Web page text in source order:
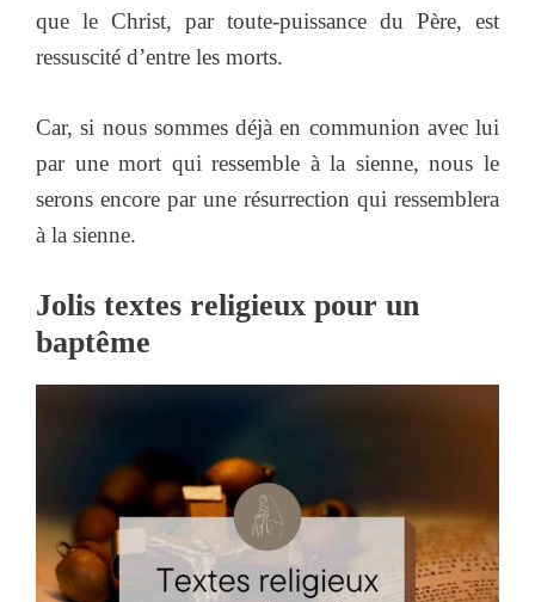
que le Christ, par toute-puissance du Père, est
ressuscité d’entre les morts.
Car, si nous sommes déjà en communion avec lui
par une mort qui ressemble à la sienne, nous le
serons encore par une résurrection qui ressemblera
à la sienne.
Jolis textes religieux pour un
baptême